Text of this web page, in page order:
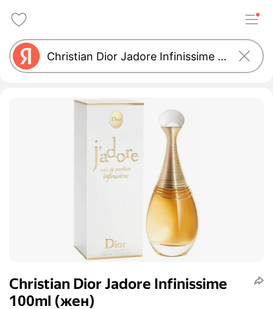
Christian Dior Jadore Infinissime
100ml (жен)